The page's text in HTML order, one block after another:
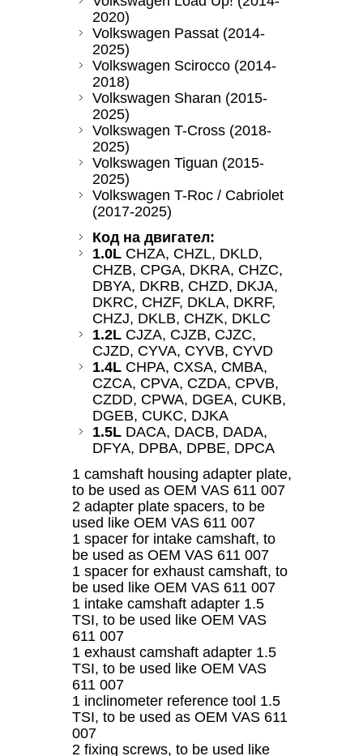
2020)
Volkswagen Passat (2014-
2025)
Volkswagen Scirocco (2014-
2018)
Volkswagen Sharan (2015-
2025)
Volkswagen T-Cross (2018-
2025)
Volkswagen Tiguan (2015-
2025)
Volkswagen T-Roc / Cabriolet
(2017-2025)
Код на двигател:
1.0LCHZA, CHZL, DKLD,
CHZB, CPGA, DKRA, CHZC,
DBYA, DKRB, CHZD, DKJA,
DKRC, CHZF, DKLA, DKRF,
CHZJ, DKLB, CHZK, DKLC
1.2LCJZA, CJZB, CJZC,
CJZD, CYVA, CYVB, CYVD
1.4LCHPA, CXSA, CMBA,
CZCA, CPVA, CZDA, CPVB,
CZDD, CPWA, DGEA, CUKB,
DGEB, CUKC, DJKA
1.5LDACA, DACB, DADA,
DFYA, DPBA, DPBE, DPCA
1 camshaft housing adapter plate,
to be used as OEM VAS 611 007
2 adapter plate spacers, to be
used like OEM VAS 611 007
1 spacer for intake camshaft, to
be used as OEM VAS 611 007
1 spacer for exhaust camshaft, to
be used like OEM VAS 611 007
1 intake camshaft adapter 1.5
TSI, to be used like OEM VAS
611 007
1 exhaust camshaft adapter 1.5
TSI, to be used like OEM VAS
611 007
1 inclinometer reference tool 1.5
TSI, to be used as OEM VAS 611
007
2 fixing screws, to be used like